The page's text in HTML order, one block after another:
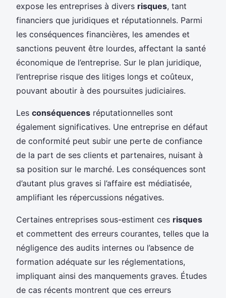
expose les entreprises à divers risques, tant
financiers que juridiques et réputationnels. Parmi
les conséquences financières, les amendes et
sanctions peuvent être lourdes, affectant la santé
économique de l’entreprise. Sur le plan juridique,
l’entreprise risque des litiges longs et coûteux,
pouvant aboutir à des poursuites judiciaires.
Les conséquences réputationnelles sont
également significatives. Une entreprise en défaut
de conformité peut subir une perte de confiance
de la part de ses clients et partenaires, nuisant à
sa position sur le marché. Les conséquences sont
d’autant plus graves si l’affaire est médiatisée,
amplifiant les répercussions négatives.
Certaines entreprises sous-estiment ces risques
et commettent des erreurs courantes, telles que la
négligence des audits internes ou l’absence de
formation adéquate sur les réglementations,
impliquant ainsi des manquements graves. Études
de cas récents montrent que ces erreurs